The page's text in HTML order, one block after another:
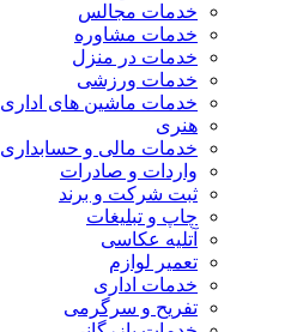
خدمات مجالس
خدمات مشاوره
خدمات در منزل
خدمات ورزشی
خدمات ماشین های اداری
هنری
خدمات مالی و حسابداری
واردات و صادرات
ثبت شرکت و برند
چاپ و تبلیغات
آتلیه عکاسی
تعمیر لوازم
خدمات اداری
تفریح و سرگرمی